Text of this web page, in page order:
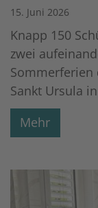
15. Juni 2026
Knapp 150
zwei
Sommerferien
Sankt Ursula
Mehr